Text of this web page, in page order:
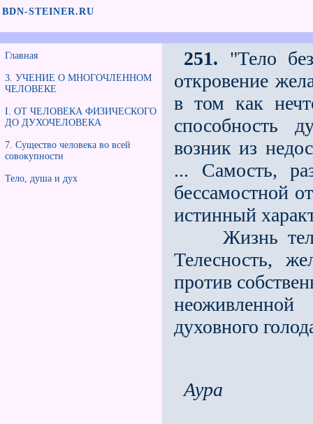
BDN-STEINER.RU
Главная
3. УЧЕНИЕ О МНОГОЧЛЕННОМ
ЧЕЛОВЕКЕ
I. ОТ ЧЕЛОВЕКА ФИЗИЧЕСКОГО
ДО ДУХОЧЕЛОВЕКА
7. Существо человека во всей
совокупности
Тело, душа и дух
251. "Тело
откровение
в том как
способность
возник из
... Самость,
бессамостной
истинный
Жизнь
Телесность,
против
духовного
Аура